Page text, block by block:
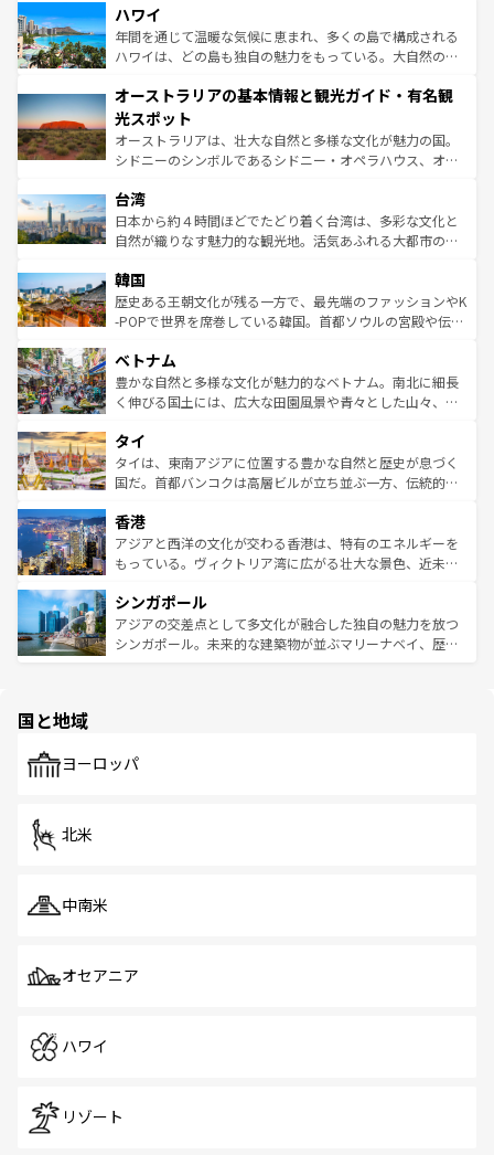
着のスイス情報は
のような巨大都市は、観光、ショッピング、エンターテイ
ンメントが詰まった刺激的なスポットだ。一方、アメリカ
西部には大自然が広がり、グランドキャニオンやイエロー
部のニューオーリンズでは、音楽と美食が融合した独特の
文化が魅力。旅行者はアメリカの各地域で異なる魅力を楽
しみながら、その多様性と豊かな歴史を感じることができ
るだろう。車でのロードトリップや列車の旅も、アメリカ
情報は
ハワイ
年間を通じて温暖な気候に恵まれ、多くの島で構成される
ハワイは、どの島も独自の魅力をもっている。大自然の神
ワイ島は見逃せない。また、定番の観光地といえばオアフ
島だが、静かな自然を求めるならマウイ島やカウアイ島が
おすすめ。エメラルドグリーンに輝く海をはじめ、豊かな
文化や歴史が息づいている。「アロハスピリット」と呼ば
人々、おいしいローカルフードやハワイアンミュージッ
ク、伝統的なフラダンスなど、すべてがハワイの魅力を彩
っている。訪れるたびに新しい発見と感動が待っているハ
はコンテンツ一覧
オーストラリアの基本情報と観光ガイド・有名観
光スポット
オーストラリアは、壮大な自然と多様な文化が魅力の国。
シドニーのシンボルであるシドニー・オペラハウス、オー
リアリーフや大陸中央部にそびえるウルル（エアーズロッ
ク）、タスマニアの美しい原生林やケアンズの熱帯雨林な
ど、見どころがたくさん。また、カフェやワイン、オージ
いる。アクティビティも充実しており、サーフィンやダイ
ビング、ハイキングなど、アウトドア好きにはたまらな
い。オーストラリアの多彩な魅力を存分に味わいつくそ
参照してほしい。
台湾
日本から約４時間ほどでたどり着く台湾は、多彩な文化と
自然が織りなす魅力的な観光地。活気あふれる大都市の台
ン）、静ひつな山岳地帯である台湾東部など、都市の喧騒
と山間の静けさが共存しており、訪れる人に新しい発見と
驚きをもたらしてくれる。また、奥深い台湾の食文化も魅
容にもいいと評判のスイーツなど、バラエティ豊かな料理
が味わえる。 なお、新着の台湾情報は コンテンツ一覧を参
照してほしい。
韓国
歴史ある王朝文化が残る一方で、最先端のファッションやK
-POPで世界を席巻している韓国。首都ソウルの宮殿や伝統
き、地方に足を延ばせば四季折々の自然美を楽しむことが
できる。そして、キムチや焼肉、絶品のストリートフード
まで、さまざまな韓国料理が待っている。夜には、韓国な
リティに包まれながら、韓国の多彩な魅力を心ゆくまで味
わってみてほしい。 なお、新着の韓国情報はコンテンツ一
覧を参照してほしい。
ベトナム
豊かな自然と多様な文化が魅力的なベトナム。南北に細長
く伸びる国土には、広大な田園風景や青々とした山々、世
急速な発展と共に伝統が息づく。ハノイの古い町並みやホ
ーチミン市のフランス統治時代の建物も、独特の雰囲気を
醸し出している。また、バラエティの豊かさとおいしさで
とつ。フォーやバインミー、ベトナムコーヒーなどは、ぜ
ひ現地で味わいたい。どの地域を訪れてもあたたかい人々
が旅行者を迎えてくれるので、きっと忘れられない旅にな
参照してほしい。
タイ
タイは、東南アジアに位置する豊かな自然と歴史が息づく
国だ。首都バンコクは高層ビルが立ち並ぶ一方、伝統的な
の活気が交差している。北部ではチェンマイなどの山岳地
帯で自然と触れ合い、南部ではプーケットやクラビの美し
いビーチでリゾート気分を楽しむことができる。タイ料理
激する。気候は一年中温暖で、どの季節にも異なる楽しみ
が待っている。親しみやすいタイの人々、仏教を中心とし
た文化、そして多様な観光資源が、訪れる旅人を魅了し続
香港
アジアと西洋の文化が交わる香港は、特有のエネルギーを
もっている。ヴィクトリア湾に広がる壮大な景色、近未来
み、どこを訪れても感動するはず。観光スポットが密集し
ており、効率よく見どころを回れるのも魅力。息をのむよ
うな絶景から文化的な体験まで、香港を存分に楽しみ尽く
シンガポール
アジアの交差点として多文化が融合した独自の魅力を放つ
シンガポール。未来的な建築物が並ぶマリーナベイ、歴史
で、ホーカーズは地元の風情を楽しめる外せないスポット
国と地域
ヨーロッパ
北米
中南米
オセアニア
ハワイ
リゾート